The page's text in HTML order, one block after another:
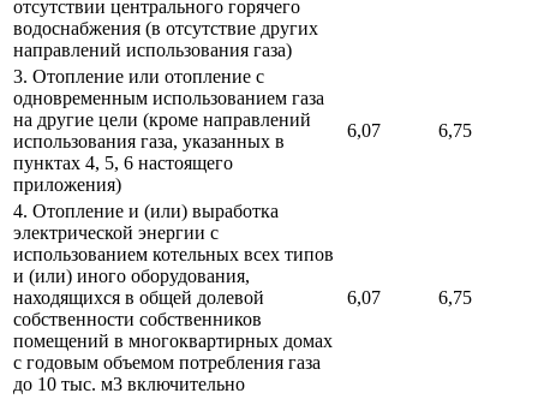
отсутствии центрального горячего
водоснабжения (в отсутствие других
направлений использования газа)
3. Отопление или отопление с
одновременным использованием газа
на другие цели (кроме направлений
использования газа, указанных в
пунктах 4, 5, 6 настоящего
приложения)
6,07 6,75
4. Отопление и (или) выработка
электрической энергии с
использованием котельных всех типов
и (или) иного оборудования,
находящихся в общей долевой
собственности собственников
помещений в многоквартирных домах
с годовым объемом потребления газа
до 10 тыс. м3 включительно
6,07 6,75